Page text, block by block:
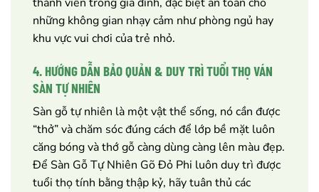
những không gian nhạy cảm như phòng ngủ hay
khu vực vui chơi của trẻ nhỏ.
4. HƯỚNG DẪN BẢO QUẢN & DUY TRÌ TUỔI THỌ VÁN
SÀN TỰ NHIÊN
Sàn gỗ tự nhiên là một vật thể sống, nó cần được
“thở” và chăm sóc đúng cách để lớp bề mặt luôn
căng bóng và thớ gỗ càng dùng càng lên màu đẹp.
Để Sàn Gỗ Tự Nhiên Gõ Đỏ Phi luôn duy trì được
tuổi thọ tính bằng thập kỷ, hãy tuân thủ các